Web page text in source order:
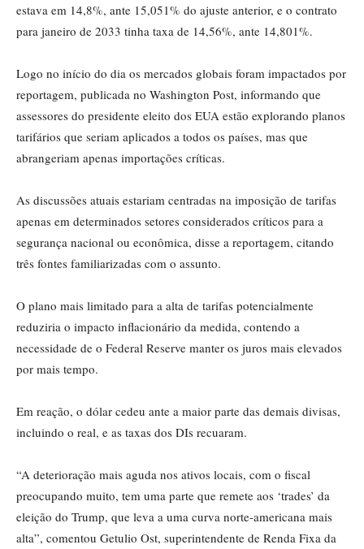
estava em 14,8%, ante 15,051% do ajuste anterior, e o contrato
para janeiro de 2033 tinha taxa de 14,56%, ante 14,801%.
Logo no início do dia os mercados globais foram impactados por
reportagem, publicada no Washington Post, informando que
assessores do presidente eleito dos EUA estão explorando planos
tarifários que seriam aplicados a todos os países, mas que
abrangeriam apenas importações críticas.
As discussões atuais estariam centradas na imposição de tarifas
apenas em determinados setores considerados críticos para a
segurança nacional ou econômica, disse a reportagem, citando
três fontes familiarizadas com o assunto.
O plano mais limitado para a alta de tarifas potencialmente
reduziria o impacto inflacionário da medida, contendo a
necessidade de o Federal Reserve manter os juros mais elevados
por mais tempo.
Em reação, o dólar cedeu ante a maior parte das demais divisas,
incluindo o real, e as taxas dos DIs recuaram.
“A deterioração mais aguda nos ativos locais, com o fiscal
preocupando muito, tem uma parte que remete aos ‘trades’ da
eleição do Trump, que leva a uma curva norte-americana mais
alta”, comentou Getulio Ost, superintendente de Renda Fixa da